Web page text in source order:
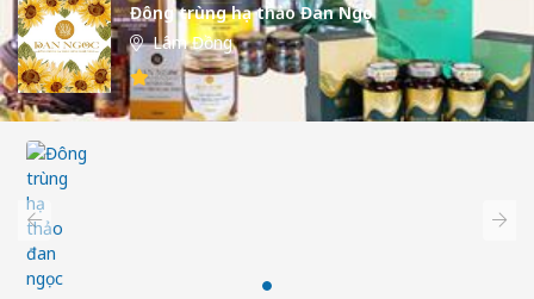
Đông trùng hạ thảo Đan Ngọc
Lâm Đồng
/5